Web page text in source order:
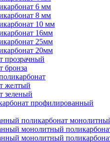
6 мм
8 мм
10 мм
16мм
25мм
20мм
прозрачный
бронза
желтый
зеленый
профилированный
поликарбонат
монолитный
монолитный